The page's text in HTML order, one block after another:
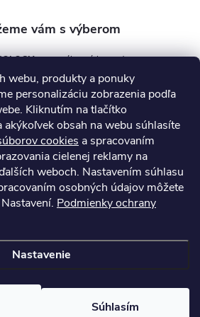
webu, produkty a ponuky
personalizáciu zobrazenia podľa
Kliknutím na tlačítko
obsah na webu súhlasíte
cookies a spracovaním
cielenej reklamy na
weboch. Nastavením súhlasu
osobných údajov môžete
Podmienky ochrany
Nastavenie
Súhlasím
s.r.o.
@aquatechnology.sk
+421 911 991 394
podmienky
nastavenie cookies